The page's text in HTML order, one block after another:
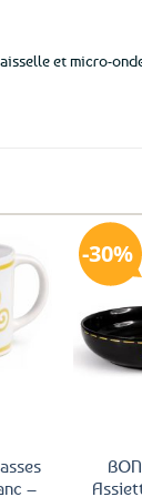
et micro-
Ajouter
aux
favoris
–
30%